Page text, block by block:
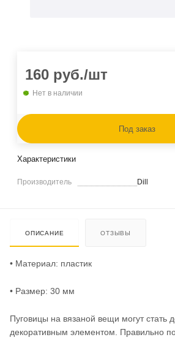
160 руб./шт
Нет в наличии
Под заказ
Характеристики
Производитель Dill
ОПИСАНИЕ ОТЗЫВЫ
• Материал: пластик
• Размер: 30 мм
Пуговицы на вязаной вещи могут стать
декоративным элементом. Правильно